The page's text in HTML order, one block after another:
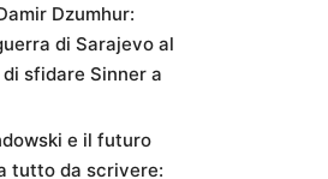
Dzumhur:
di Sarajevo al
di sfidare Sinner a
e il futuro
tutto da scrivere: